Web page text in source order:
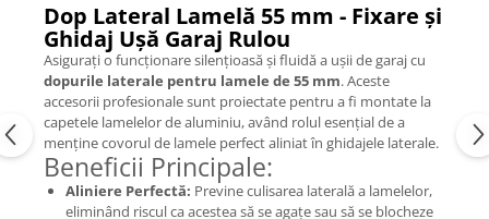
Dop Lateral Lamelă 55 mm - Fixare și
Ghidaj Ușă Garaj Rulou
Asigurați o funcționare silențioasă și fluidă a ușii de garaj cu
dopurile laterale pentru lamele de 55 mm. Aceste
accesorii profesionale sunt proiectate pentru a fi montate la
capetele lamelelor de aluminiu, având rolul esențial de a
menține covorul de lamele perfect aliniat în ghidajele laterale.
Beneficii Principale:
Aliniere Perfectă: Previne culisarea laterală a lamelelor,
eliminând riscul ca acestea să se agațe sau să se blocheze